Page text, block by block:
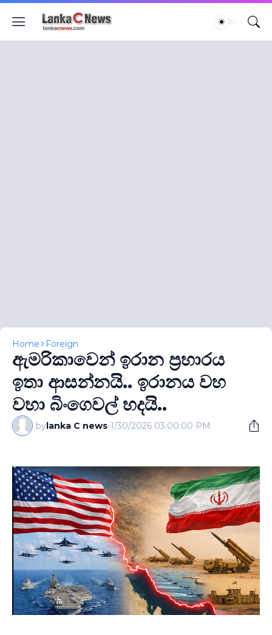
Home Foreign
ඇමරිකාවෙන් ඉරාන ප‍්‍රහාරය
ඉතා ආසන්නයි.. ඉරානය වහ
වහා බිංගෙවල් හදයි..
bylanka C news-1/30/2026 03:00:00 PM